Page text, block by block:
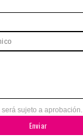
será sujeto a aprobación.
Enviar